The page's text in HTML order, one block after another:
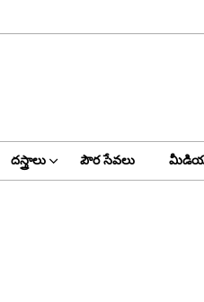
దస్త్రాలు పౌర సేవలు మీడియా